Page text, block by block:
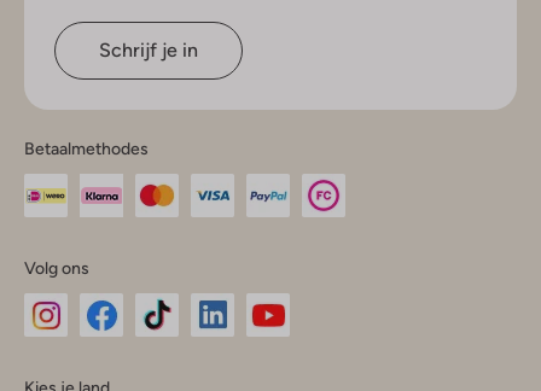
Schrijf je in
Betaalmethodes
Volg ons
Kies je land